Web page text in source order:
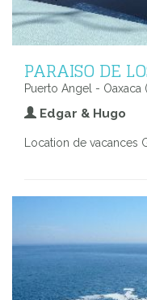
PARAISO DE
Puerto Angel - Oaxaca
Edgar & Hugo
Location de vacances